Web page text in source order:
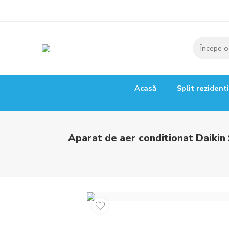
Acasă Split
Aparat de aer conditionat Daikin